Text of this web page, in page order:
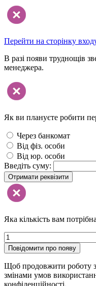
Перейти на сторінку
В разі появи труднощів
менеджера.
Як ви плануєте робити
Через банкомат
Від фіз. особи
Від юр. особи
Введіть суму:
Отримати реквізити
Яка кількість вам
Повідомити про появу
Щоб продовжити роботу з
змінами умов
конфіденційності.